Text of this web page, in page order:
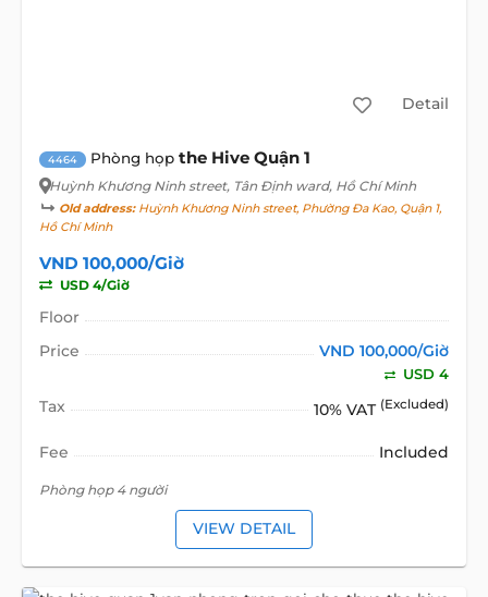
Detail
4464 Phòng họp the Hive Quận 1
Huỳnh Khương Ninh street, Tân Định ward, Hồ Chí Minh
Old address:Huỳnh Khương Ninh street, Phường Đa Kao, Quận 1,
Hồ Chí Minh
VND 100,000/Giờ
USD 4/Giờ
Floor
Price
VND 100,000/Giờ
USD 4
Tax 10% VAT (Excluded)
Fee Included
Phòng họp 4 người
VIEW DETAIL